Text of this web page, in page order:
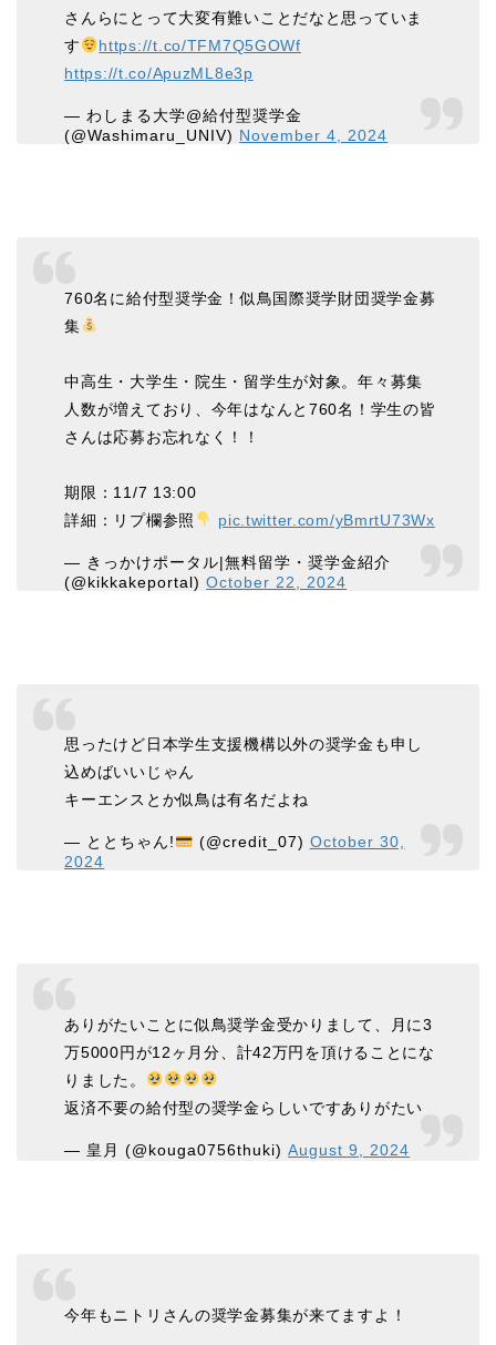
さんらにとって大変有難いことだなと思っていま
す
https://t.co/TFM7Q5GOWf
https://t.co/ApuzML8e3p
— わしまる大学@給付型奨学金
(@Washimaru_UNIV) November 4, 2024
760名に給付型奨学金！似鳥国際奨学財団奨学金募
集
中高生・大学生・院生・留学生が対象。年々募集
人数が増えており、今年はなんと760名！学生の皆
さんは応募お忘れなく！！
期限：11/7 13:00
詳細：リプ欄参照
pic.twitter.com/yBmrtU73Wx
— きっかけポータル|無料留学・奨学金紹介
(@kikkakeportal)October 22, 2024
思ったけど日本学生支援機構以外の奨学金も申し
込めばいいじゃん
キーエンスとか似鳥は有名だよね
— ととちゃん! (@credit_07) October 30,
2024
ありがたいことに似鳥奨学金受かりまして、月に3
万5000円が12ヶ月分、計42万円を頂けることにな
りました。
返済不要の給付型の奨学金らしいですありがたい
— 皇月 (@kouga0756thuki)August 9, 2024
今年もニトリさんの奨学金募集が来てますよ！